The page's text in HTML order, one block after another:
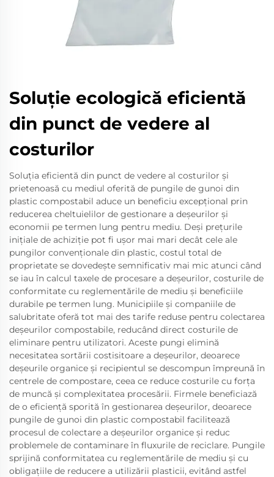
Soluție ecologică eficientă
din punct de vedere al
costurilor
Soluția eficientă din punct de vedere al costurilor și
prietenoasă cu mediul oferită de pungile de gunoi din
plastic compostabil aduce un beneficiu excepțional prin
reducerea cheltuielilor de gestionare a deșeurilor și
economii pe termen lung pentru mediu. Deși prețurile
inițiale de achiziție pot fi ușor mai mari decât cele ale
pungilor convenționale din plastic, costul total de
proprietate se dovedește semnificativ mai mic atunci când
se iau în calcul taxele de procesare a deșeurilor, costurile de
conformitate cu reglementările de mediu și beneficiile
durabile pe termen lung. Municipiile și companiile de
salubritate oferă tot mai des tarife reduse pentru colectarea
deșeurilor compostabile, reducând direct costurile de
eliminare pentru utilizatori. Aceste pungi elimină
necesitatea sortării costisitoare a deșeurilor, deoarece
deșeurile organice și recipientul se descompun împreună în
centrele de compostare, ceea ce reduce costurile cu forța
de muncă și complexitatea procesării. Firmele beneficiază
de o eficiență sporită în gestionarea deșeurilor, deoarece
pungile de gunoi din plastic compostabil facilitează
procesul de colectare a deșeurilor organice și reduc
problemele de contaminare în fluxurile de reciclare. Pungile
sprijină conformitatea cu reglementările de mediu și cu
obligațiile de reducere a utilizării plasticii, evitând astfel